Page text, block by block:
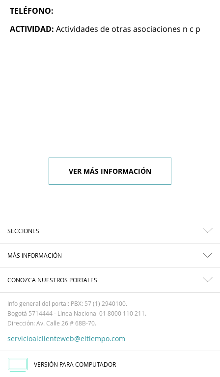
TELÉFONO:
ACTIVIDAD: Actividades de otras asociaciones n c p
VER MÁS INFORMACIÓN
SECCIONES
MÁS INFORMACIÓN
CONOZCA NUESTROS PORTALES
Info general del portal: PBX: 57 (1) 2940100.
Bogotá 5714444 - Línea Nacional 01 8000 110 211.
Dirección: Av. Calle 26 # 68B-70.
servicioalclienteweb@eltiempo.com
VERSIÓN PARA COMPUTADOR